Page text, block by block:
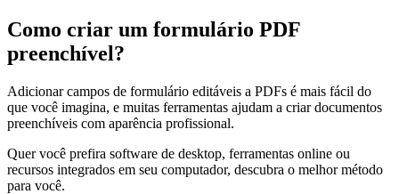
Como criar um formulário PDF
preenchível?
Adicionar campos de formulário editáveis a PDFs é mais fácil do
que você imagina, e muitas ferramentas ajudam a criar documentos
preenchíveis com aparência profissional.
Quer você prefira software de desktop, ferramentas online ou
recursos integrados em seu computador, descubra o melhor método
para você.